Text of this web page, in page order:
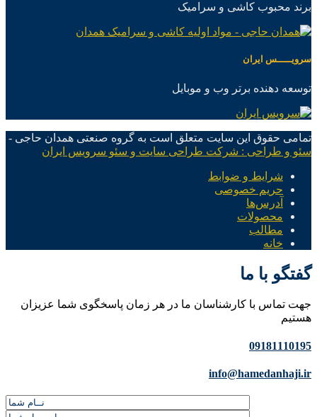
برند محبوب کاشی و سرامیک
سرویـــــس ایران
توسعه دهنده برتر وب و موبایل
تمامی حقوق این سایت متعلق است به گروه صنعتی همدان حاجی -
سئو و طراحی : شرکت طراحی سایت و سئو سرویس ایران
شرایط و ضوابط
حریم خصوصی
آدرس‌ها
محصولات
مطالب
خانه
گفتگو با ما
جهت تماس با کارشناسان ما در هر زمان پاسخگوی شما عزیزان
هستیم
09181110195
info@hamedanhaji.ir